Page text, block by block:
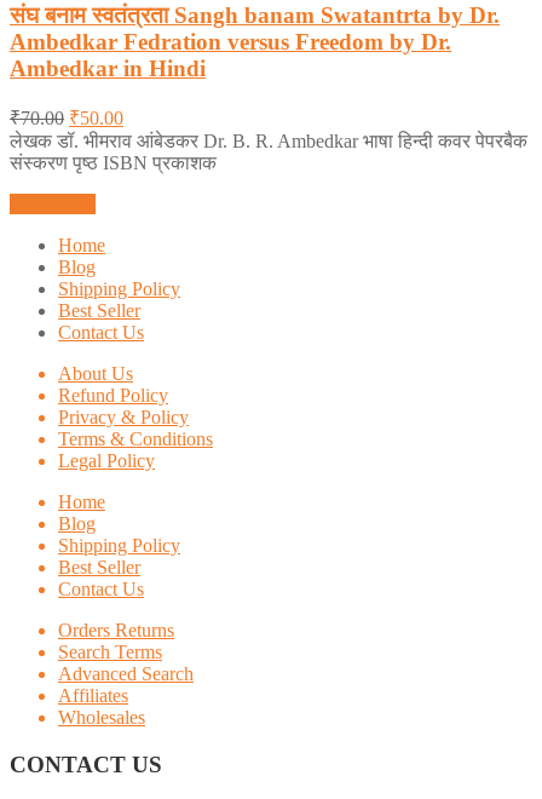
संघ बनाम स्वतंत्रता Sangh banam Swatantrta by Dr.
Ambedkar Fedration versus Freedom by Dr.
Ambedkar in Hindi
₹70.00 ₹50.00
लेखक डॉ. भीमराव आंबेडकर Dr. B. R. Ambedkar भाषा हिन्दी कवर पेपरबैक
संस्करण पृष्ठ ISBN प्रकाशक
Home
Blog
Shipping Policy
Best Seller
Contact Us
About Us
Refund Policy
Privacy & Policy
Terms & Conditions
Legal Policy
Home
Blog
Shipping Policy
Best Seller
Contact Us
Orders Returns
Search Terms
Advanced Search
Affiliates
Wholesales
CONTACT US